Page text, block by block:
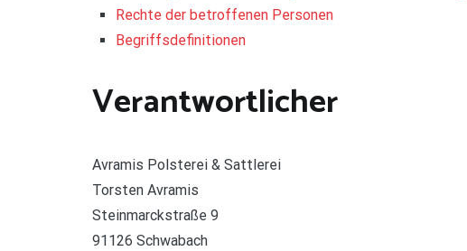
Rechte der betroffenen Personen
Begriffsdefinitionen
Verantwortlicher
Avramis Polsterei & Sattlerei
Torsten Avramis
Steinmarckstraße 9
91126 Schwabach